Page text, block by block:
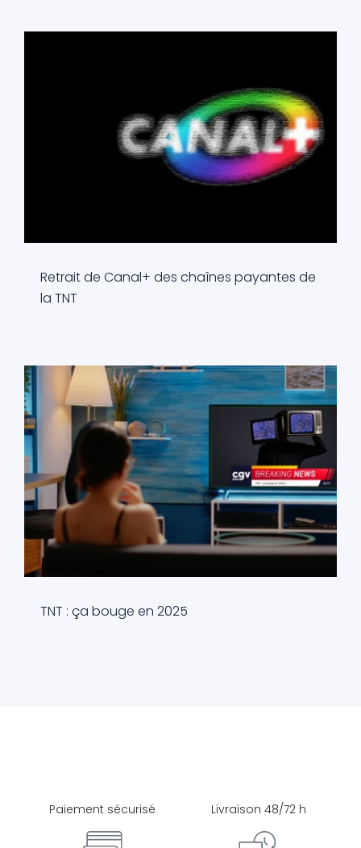
Retrait de Canal+ des chaînes payantes de
la TNT
TNT : ça bouge en 2025
Paiement sécurisé Livraison 48/72 h